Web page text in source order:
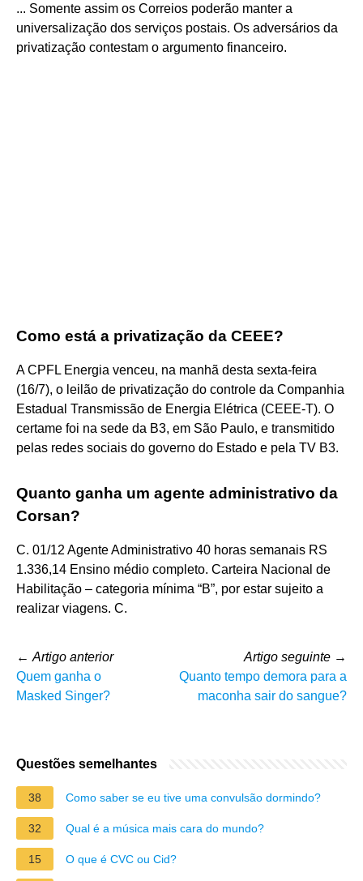
... Somente assim os Correios poderão manter a
universalização dos serviços postais. Os adversários da
privatização contestam o argumento financeiro.
Como está a privatização da CEEE?
A CPFL Energia venceu, na manhã desta sexta-feira
(16/7), o leilão de privatização do controle da Companhia
Estadual Transmissão de Energia Elétrica (CEEE-T). O
certame foi na sede da B3, em São Paulo, e transmitido
pelas redes sociais do governo do Estado e pela TV B3.
Quanto ganha um agente administrativo da
Corsan?
C. 01/12 Agente Administrativo 40 horas semanais RS
1.336,14 Ensino médio completo. Carteira Nacional de
Habilitação – categoria mínima “B”, por estar sujeito a
realizar viagens. C.
← Artigo anterior
Quem ganha o
Masked Singer?
Artigo seguinte →
Quanto tempo demora para a
maconha sair do sangue?
Questões semelhantes
38 Como saber se eu tive uma convulsão dormindo?
32 Qual é a música mais cara do mundo?
15 O que é CVC ou Cid?